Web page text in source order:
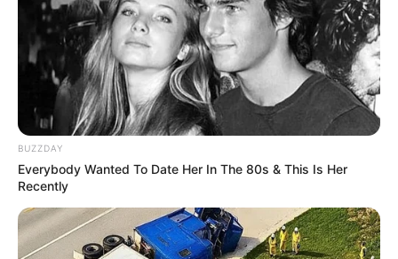
10. Balanço
11. Prateleira suspensa
12. Suporte
13. Toalha
14. Arranjo de flor
Material básico para fazer macramê
Antigamente eram utilizadas fibras animais e
algodão, linho, sisal, entre outras.
BUZZDAY
Everybody Wanted To Date Her In The 80s & This Is Her
Recently